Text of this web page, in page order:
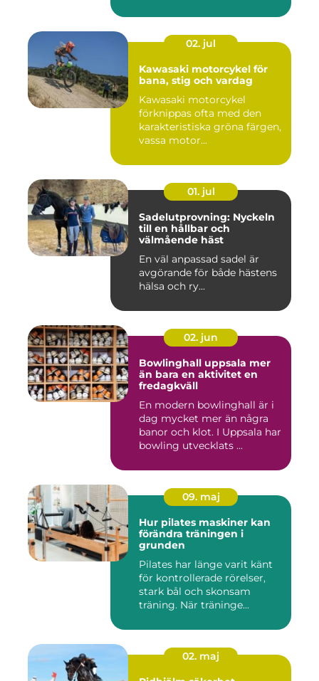
02. jul
Kawasaki motorcykel för
bana, stig och vardag
Kawasaki motorcykel
förknippas ofta med den
karakteristiska gröna färgen,
vassa motor...
01. jul
Sadelutprovning: Nyckeln
till en hållbar och
välmående häst
En väl anpassad sadel är
avgörande för både hästens
hälsa och ry...
02. jun
Bowlinghall uppsala mer
än bara en aktivitet en
fredagkväll
En modern bowlinghall är i
dag mycket mer än några
banor och klot. I Uppsala har
bowling utvecklats ...
09. maj
Hur pilates maskiner kan
förändra träningen i
grunden
Pilates har länge varit känt
för kontrollerade rörelser,
stark bål och skonsam
träning. När träninge...
02. maj